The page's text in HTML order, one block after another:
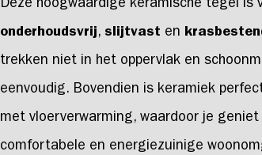
Deze hoogwaardige keramische tegel is
onderhoudsvrij, slijtvast en
trekken niet in het oppervlak en
eenvoudig. Bovendien is keramiek
met vloerverwarming, waardoor je geniet
comfortabele en energiezuinige